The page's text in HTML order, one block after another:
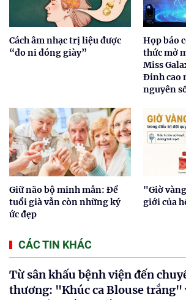
Cách âm nhạc trị liệu được
“đo ni đóng giày”
Họp báo
thức mở
Miss
Đỉnh cao
nguyên
Giữ não bộ minh mẫn: Để
tuổi già vẫn còn những ký
ức đẹp
"Giờ
giới của
CÁC TIN KHÁC
Từ sân khấu bệnh viện đến
thương: "Khúc ca Blouse